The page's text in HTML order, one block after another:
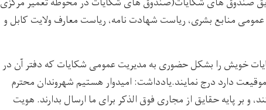
منابع بشری، ریاست شهادت نامه، ریاست معارف ولایت کابل و
خویش را بشکل حضوری به مدیریت عمومی شکایات که دفتر آن در
دارد درج نمایند.یادداشت: امیدوار هستیم شهروندان محترم
بر پایه حقایق از مجاری فوق الذکر برای ما ارسال بدارند. هویت